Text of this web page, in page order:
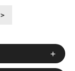
＞